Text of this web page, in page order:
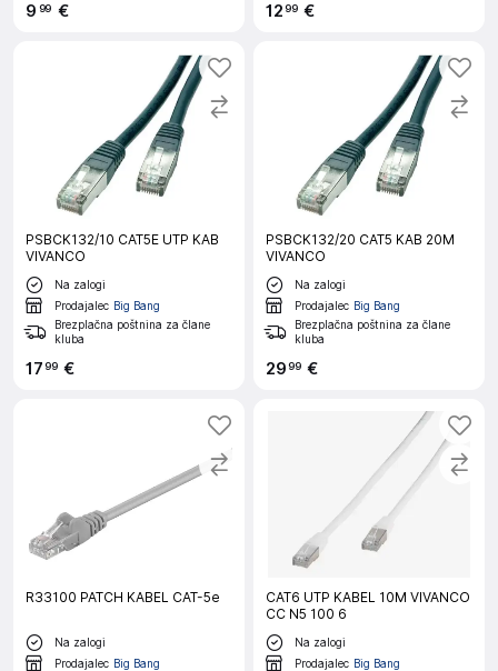
9 99 € 1299 €
PSBCK132/10 CAT5E UTP KAB
VIVANCO
Na zalogi
Prodajalec Big Bang
Brezplačna poštnina za člane
kluba
1799 €
PSBCK132/20 CAT5 KAB 20M
VIVANCO
Na zalogi
Prodajalec Big Bang
Brezplačna poštnina za člane
kluba
2999 €
R33100 PATCH KABEL CAT-5e
Na zalogi
Prodajalec Big Bang
CAT6 UTP KABEL 10M VIVANCO
CC N5 100 6
Na zalogi
Prodajalec Big Bang